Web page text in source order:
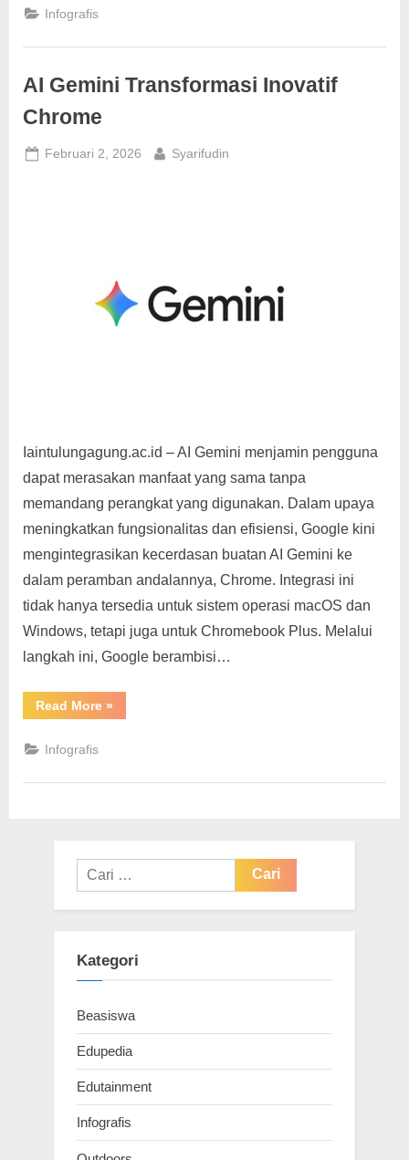
Chrome”
Infografis
AI Gemini Transformasi Inovatif
Chrome
Posted
Februari 2, 2026 By
Syarifudin
Iaintulungagung.ac.id – AI Gemini menjamin pengguna
dapat merasakan manfaat yang sama tanpa
memandang perangkat yang digunakan. Dalam upaya
meningkatkan fungsionalitas dan efisiensi, Google kini
mengintegrasikan kecerdasan buatan AI Gemini ke
dalam peramban andalannya, Chrome. Integrasi ini
tidak hanya tersedia untuk sistem operasi macOS dan
Windows, tetapi juga untuk Chromebook Plus. Melalui
langkah ini, Google berambisi…
Read More“AI
Gemini
»
Infografis
Cari
untuk:
Kategori
Beasiswa
Edupedia
Edutainment
Infografis